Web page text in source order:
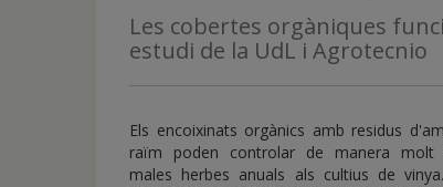
inicio
Les cobertes orgàniques
estudi de la UdL i Agrotecnio
Els encoixinats orgànics amb residus
raïm poden controlar de manera molt
males herbes anuals als cultius de